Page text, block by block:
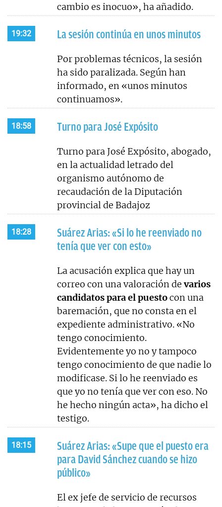
cambio es inocuo», ha añadido.
19:32 La sesión continúa en unos minutos
Por problemas técnicos, la sesión
ha sido paralizada. Según han
informado, en «unos minutos
continuamos».
18:58 Turno para José Expósito
Turno para José Expósito, abogado,
en la actualidad letrado del
organismo autónomo de
recaudación de la Diputación
provincial de Badajoz
18:28
Suárez Arias: «Si lo he reenviado no
tenía que ver con esto»
La acusación explica que hay un
correo con una valoración devarios
candidatos para el puestocon una
baremación, que no consta en el
expediente administrativo. «No
tengo conocimiento.
Evidentemente yo no y tampoco
tengo conocimiento de que nadie lo
modificase. Si lo he reenviado es
que yo no tenía que ver con eso. No
he hecho ningún acta», ha dicho el
testigo.
18:15
Suárez Arias: «Supe que el puesto era
para David Sánchez cuando se hizo
público»
El ex jefe de servicio de recursos